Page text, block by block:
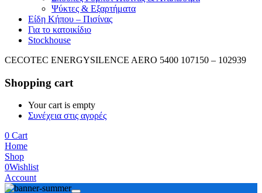
Ψύκτες & Εξαρτήματα
Είδη Κήπου – Πισίνας
Για το κατοικίδιο
Stockhouse
CECOTEC ENERGYSILENCE AERO 5400 107150 – 102939
Shopping cart
Your cart is empty
Συνέχεια στις αγορές
0 Cart
Home
Shop
0Wishlist
Account